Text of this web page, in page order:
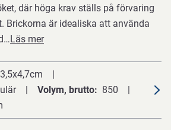
där höga krav ställs på förvaring
Brickorna är idealiska att använda
Läs mer
Volym, brutto
850